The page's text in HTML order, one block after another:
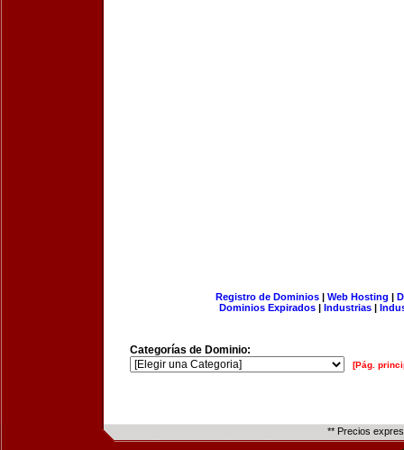
Registro de Dominios| Web Hosting |
Dominios Expirados | Industrias |
Categorías de Dominio:
[Pág.
** Precios